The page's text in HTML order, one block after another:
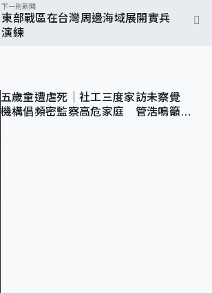
下一則新聞
東部戰區在台灣周邊海域展開實兵
演練
五歲童遭虐死｜社工三度家訪未察覺
機構倡頻密監察高危家庭 管浩鳴籲加